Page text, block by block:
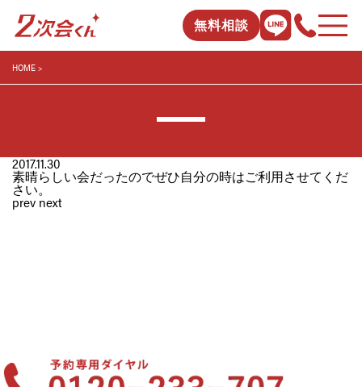
無料相談
HOME
2017.11.30
素晴らしい会だったのでぜひ自分の時はご利用させてくだ
さい。
prev next